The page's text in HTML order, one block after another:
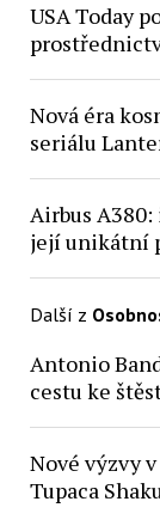
USA Today
Nová éra
seriálu
Airbus
její unikátní
Další z
Antonio
cestu ke
Nové výzvy
Tupaca